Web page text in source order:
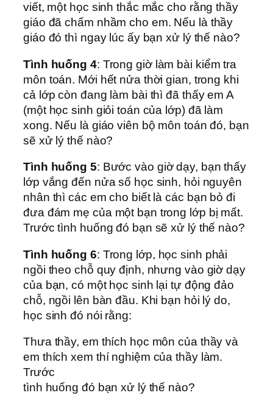
viết, một học sinh thắc mắc cho rằng thầy
giáo đã chấm nhầm cho em. Nếu là thầy
giáo đó thì ngay lúc ấy bạn xử lý thế nào?
Tình huống 4: Trong giờ làm bài kiểm tra
môn toán. Mới hết nửa thời gian, trong khi
cả lớp còn đang làm bài thì đã thấy em A
(một học sinh giỏi toán của lớp) đã làm
xong. Nếu là giáo viên bộ môn toán đó, bạn
sẽ xử lý thế nào?
Tình huống 5: Bước vào giờ dạy, bạn thấy
lớp vắng đến nửa số học sinh, hỏi nguyên
nhân thì các em cho biết là các bạn bỏ đi
đưa đám mẹ của một bạn trong lớp bị mất.
Trước tình huống đó bạn sẽ xử lý thế nào?
Tình huống 6: Trong lớp, học sinh phải
ngồi theo chỗ quy định, nhưng vào giờ dạy
của bạn, có một học sinh lại tự động đảo
chỗ, ngồi lên bàn đầu. Khi bạn hỏi lý do,
học sinh đó nói rằng:
Thưa thầy, em thích học môn của thầy và
em thích xem thí nghiệm của thầy làm.
Trước
tình huống đó bạn xử lý thế nào?